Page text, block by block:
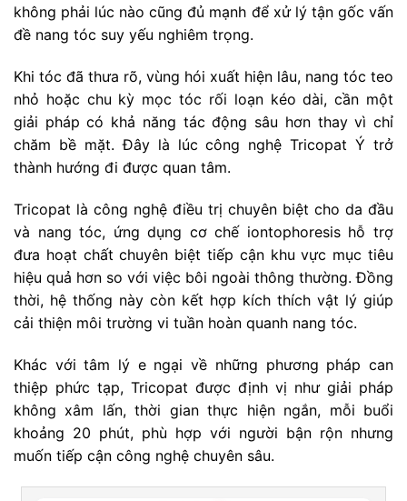
không phải lúc nào cũng đủ mạnh để xử lý tận gốc vấn
đề nang tóc suy yếu nghiêm trọng.
Khi tóc đã thưa rõ, vùng hói xuất hiện lâu, nang tóc teo
nhỏ hoặc chu kỳ mọc tóc rối loạn kéo dài, cần một
giải pháp có khả năng tác động sâu hơn thay vì chỉ
chăm bề mặt. Đây là lúc công nghệ Tricopat Ý trở
thành hướng đi được quan tâm.
Tricopat là công nghệ điều trị chuyên biệt cho da đầu
và nang tóc, ứng dụng cơ chế iontophoresis hỗ trợ
đưa hoạt chất chuyên biệt tiếp cận khu vực mục tiêu
hiệu quả hơn so với việc bôi ngoài thông thường. Đồng
thời, hệ thống này còn kết hợp kích thích vật lý giúp
cải thiện môi trường vi tuần hoàn quanh nang tóc.
Khác với tâm lý e ngại về những phương pháp can
thiệp phức tạp, Tricopat được định vị như giải pháp
không xâm lấn, thời gian thực hiện ngắn, mỗi buổi
khoảng 20 phút, phù hợp với người bận rộn nhưng
muốn tiếp cận công nghệ chuyên sâu.